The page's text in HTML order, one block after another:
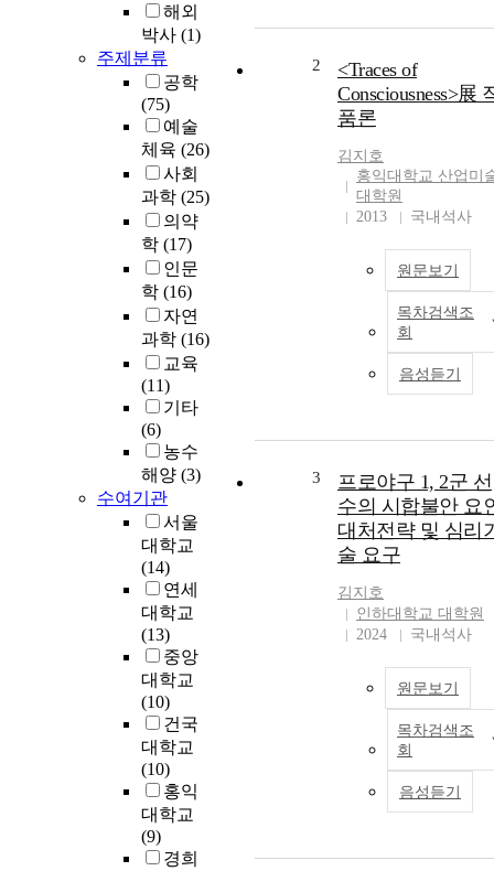
해외
박사 (1)
주제분류
공학
(75)
예술
체육 (26)
사회
과학 (25)
의약
학 (17)
인문
학 (16)
자연
과학 (16)
교육
(11)
기타
(6)
농수
해양 (3)
수여기관
서울
대학교
(14)
연세
대학교
(13)
중앙
대학교
(10)
건국
대학교
(10)
홍익
대학교
(9)
경희
2
<Traces of
Consciousness>展
품론
김지호
홍익대학교 산업미
대학원
2013
국내석사
원문보기
목차검색조
회
음성듣기
3
프로야구 1, 2군 선
수의 시합불안 요
대처전략 및 심리
술 요구
김지호
인하대학교 대학원
2024
국내석사
원문보기
목차검색조
회
음성듣기